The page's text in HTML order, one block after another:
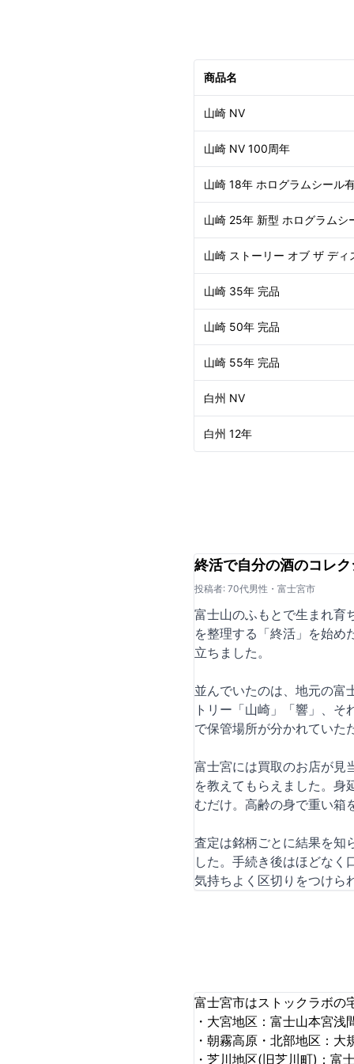
商品名
山崎 NV
山崎 NV 100周年
山崎 18年 ホログラムシール
山崎 25年 新型 ホログラムシ
山崎 ストーリー オブ ザ デ
山崎 35年 完品
山崎 50年 完品
山崎 55年 完品
白州 NV
白州 12年
終活で自分の酒のコレ
投稿者: 70代男性・富士宮市
富士山のふもとで生まれ育
を整理する「終活」を始め
立ちました。
並んでいたのは、地元の富
トリー「山崎」「響」、
で保管場所が分かれていた
富士宮には買取のお店が見
を教えてもらえました。身
むだけ。高齢の身で重い箱
査定は銘柄ごとに結果を知
した。手続き後はほどな
気持ちよく区切りをつけら
富士宮市はストックラボの
・大宮地区：富士山本宮
・朝霧高原・北部地区：
・芝川地区(旧芝川町)：富